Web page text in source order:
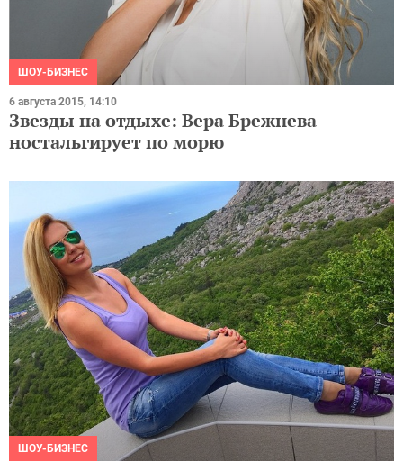
ШОУ-БИЗНЕС
6 августа 2015, 14:10
Звезды на отдыхе: Вера Брежнева
ностальгирует по морю
ШОУ-БИЗНЕС